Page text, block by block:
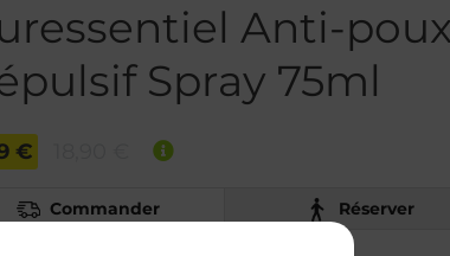
Anti-poux
Spray 75ml
€
Commander Réserver